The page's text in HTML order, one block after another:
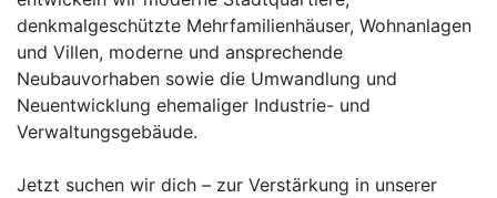
denkmalgeschützte Mehrfamilienhäuser, Wohnanlagen
und Villen, moderne und ansprechende
Neubauvorhaben sowie die Umwandlung und
Neuentwicklung ehemaliger Industrie- und
Verwaltungsgebäude.
Jetzt suchen wir dich – zur Verstärkung in unserer